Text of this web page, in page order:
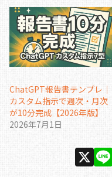
ChatGPT報告書テンプレ｜
カスタム指示で週次・月次
が10分完成【2026年版】
2026年7月1日
X